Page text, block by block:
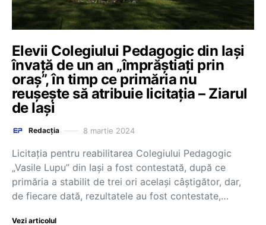
Elevii Colegiului Pedagogic din Iași
învaţă de un an „împrăştiaţi prin
oraş”, în timp ce primăria nu
reuşeşte să atribuie licitaţia – Ziarul
de Iași
Redacția 8 martie 2024
Licitaţia pentru reabilitarea Colegiului Pedagogic
„Vasile Lupu” din Iași a fost contestată, după ce
primăria a stabilit de trei ori acelaşi câştigător, dar,
de fiecare dată, rezultatele au fost contestate,…
Vezi articolul